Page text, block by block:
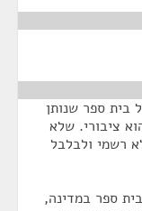
בית ספר שנותן
ציבורי. שלא
רשמי ולבלבל
ספר במדינה,